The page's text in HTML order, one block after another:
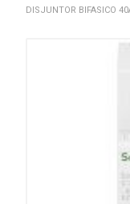
DISJUNTOR BIFASICO